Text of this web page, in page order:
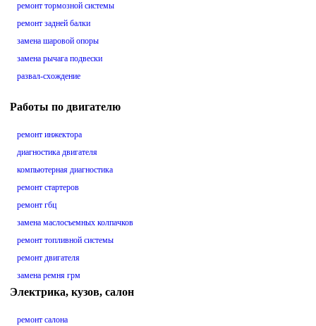
ремонт тормозной системы
ремонт задней балки
замена шаровой опоры
замена рычага подвески
развал-схождение
Работы по двигателю
ремонт инжектора
диагностика двигателя
компьютерная диагностика
ремонт стартеров
ремонт гбц
замена маслосъемных колпачков
ремонт топливной системы
ремонт двигателя
замена ремня грм
Электрика, кузов, салон
ремонт салона